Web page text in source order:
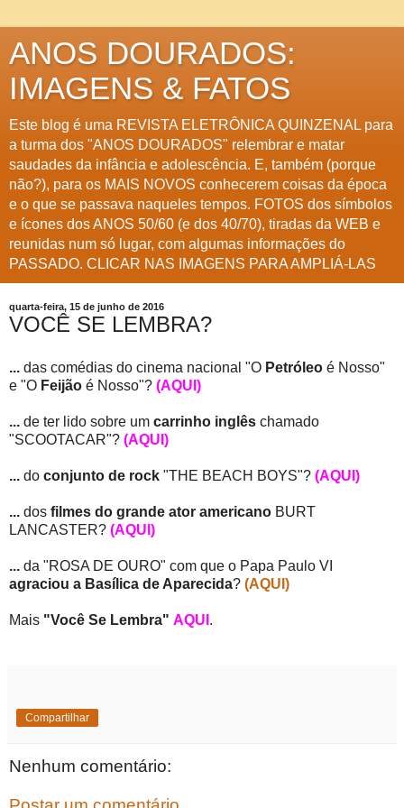
ANOS DOURADOS:
IMAGENS & FATOS
Este blog é uma REVISTA ELETRÔNICA QUINZENAL para
a turma dos "ANOS DOURADOS" relembrar e matar
saudades da infância e adolescência. E, também (porque
não?), para os MAIS NOVOS conhecerem coisas da época
e o que se passava naqueles tempos. FOTOS dos símbolos
e ícones dos ANOS 50/60 (e dos 40/70), tiradas da WEB e
reunidas num só lugar, com algumas informações do
PASSADO. CLICAR NAS IMAGENS PARA AMPLIÁ-LAS
quarta-feira, 15 de junho de 2016
VOCÊ SE LEMBRA?
... das comédias do cinema nacional "O Petróleo é Nosso"
e "O Feijão é Nosso"? (AQUI)
... de ter lido sobre um carrinho inglês chamado
"SCOOTACAR"? (AQUI)
... do conjunto de rock "THE BEACH BOYS"? (AQUI)
... dos filmes do grande ator americano BURT
LANCASTER? (AQUI)
... da "ROSA DE OURO" com que o Papa Paulo VI
agraciou a Basílica de Aparecida? (AQUI)
Mais "Você Se Lembra" AQUI .
Compartilhar
Nenhum comentário: